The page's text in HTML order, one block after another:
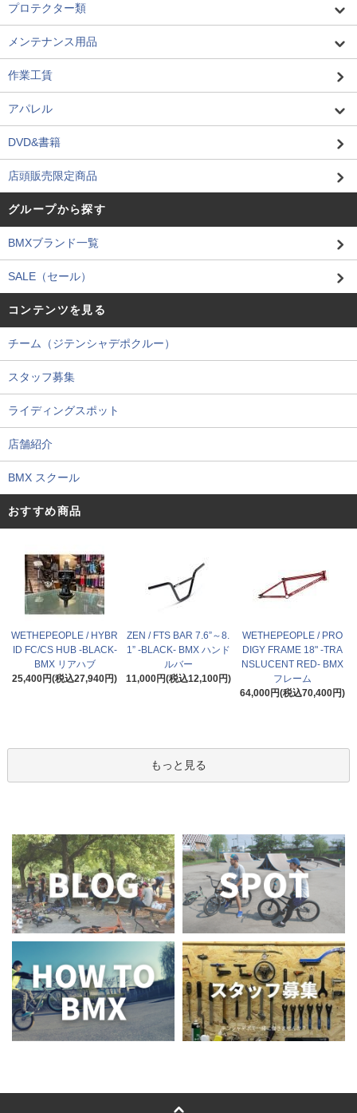
プロテクター類
メンテナンス用品
作業工賃
アパレル
DVD&書籍
店頭販売限定商品
グループから探す
BMXブランド一覧
SALE（セール）
コンテンツを見る
チーム（ジテンシャデポクルー）
スタッフ募集
ライディングスポット
店舗紹介
BMX スクール
おすすめ商品
WETHEPEOPLE / HYBR
ID FC/CS HUB -BLACK-
BMX リアハブ
25,400円(税込27,940円)
ZEN / FTS BAR 7.6”～8.
1” -BLACK- BMX ハンド
ルバー
11,000円(税込12,100円)
WETHEPEOPLE / PRO
DIGY FRAME 18" -TRA
NSLUCENT RED- BMX
フレーム
64,000円(税込70,400円)
もっと見る